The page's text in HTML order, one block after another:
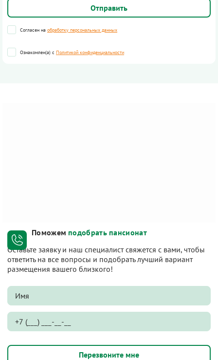
Согласен на обработку персональных данных
Ознакомлен(а) с Политикой конфиденциальности
Поможем подобрать пансионат
Оставьте заявку и наш специалист свяжется с вами, чтобы
ответить на все вопросы и подобрать лучший вариант
размещения вашего близкого!